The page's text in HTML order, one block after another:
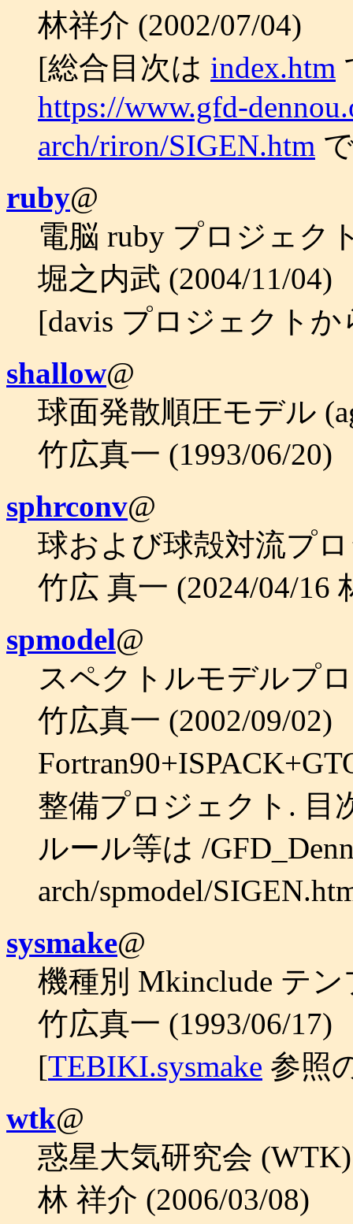
林祥介 (2002/07/04)
[総合目次は index.htm
https://www.gfd-
arch/riron/SIGEN.htm
ruby@
電脳 ruby プロジェク
堀之内武 (2004/11/04)
[davis プロジェクトか
shallow@
球面発散順圧モデル
竹広真一 (1993/06/20)
sphrconv@
球および球殻対流プ
竹広 真一 (2024/04/16
spmodel@
スペクトルモデルプ
竹広真一 (2002/09/02)
整備プロジェクト. 目
ルール等は /
arch/spmodel/
sysmake@
機種別 Mkinclude テ
竹広真一 (1993/06/17)
[TEBIKI.sysmake 参照
wtk@
惑星大気研究会 (WTK)
林 祥介 (2006/03/08)